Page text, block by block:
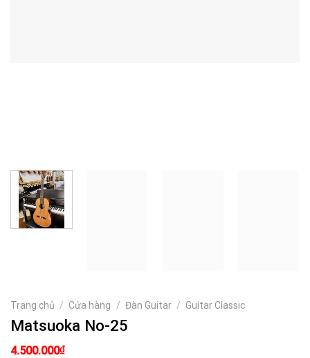
Trang chủ / Cửa hàng / Đàn Guitar / Guitar Classic
Matsuoka No-25
Giá
4.500.000₫Giá